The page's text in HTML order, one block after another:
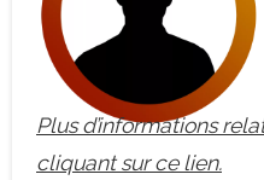
Plus d’informations
cliquant sur ce lien.